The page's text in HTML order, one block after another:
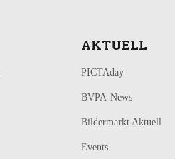
AKTUELL
PICTAday
BVPA-News
Bildermarkt Aktuell
Events